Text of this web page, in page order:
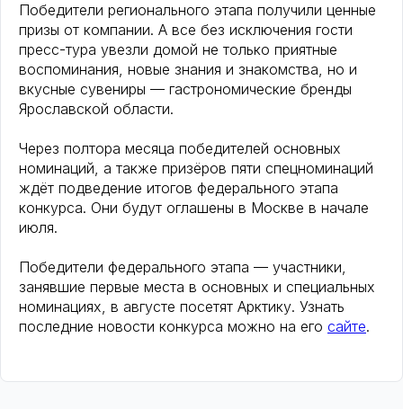
Победители регионального этапа получили ценные
призы от компании. А все без исключения гости
пресс-тура увезли домой не только приятные
воспоминания, новые знания и знакомства, но и
вкусные сувениры — гастрономические бренды
Ярославской области.
Через полтора месяца победителей основных
номинаций, а также призёров пяти спецноминаций
ждёт подведение итогов федерального этапа
конкурса. Они будут оглашены в Москве в начале
июля.
Победители федерального этапа — участники,
занявшие первые места в основных и специальных
номинациях, в августе посетят Арктику. Узнать
последние новости конкурса можно на его сайте.